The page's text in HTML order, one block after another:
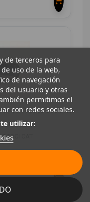
TDCI CAT
de terceros para
uso de la web,
de navegación
del usuario y otras
permitimos el
con redes sociales.
utilizar: